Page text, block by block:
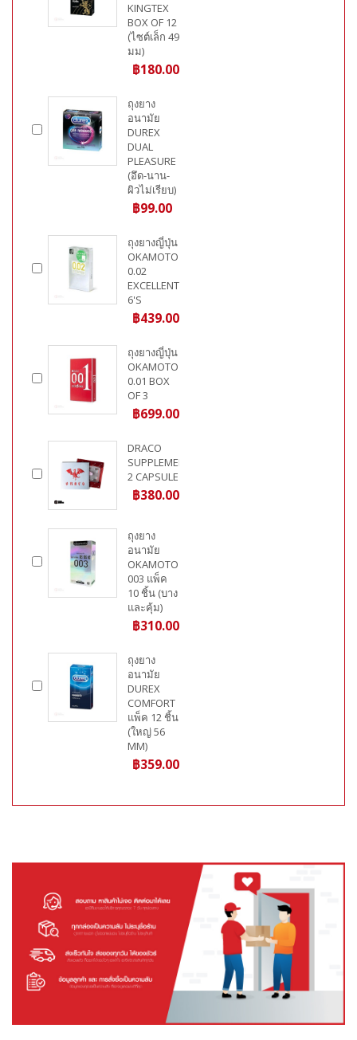
KINGTEX
BOX OF 12
(ไซต์เล็ก 49
มม)
฿180.00
ถุงยาง
อนามัย
DUREX
DUAL
PLEASURE
(อึด-นาน-
ผิวไม่เรียบ)
฿99.00
ถุงยางญี่ปุ่น
OKAMOTO
0.02
EXCELLENT
6'S
฿439.00
ถุงยางญี่ปุ่น
OKAMOTO
0.01 BOX
OF 3
฿699.00
DRACO
SUPPLEMENT
2 CAPSULE
฿380.00
ถุงยาง
อนามัย
OKAMOTO
003 แพ็ค
10 ชิ้น (บาง
และคุ้ม)
฿310.00
ถุงยาง
อนามัย
DUREX
COMFORT
แพ็ค 12 ชิ้น
(ใหญ่ 56
MM)
฿359.00